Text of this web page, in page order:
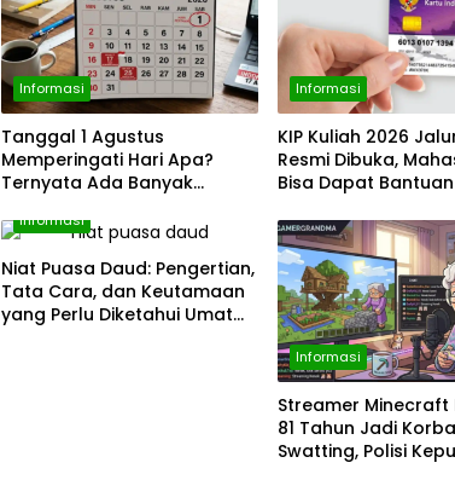
Informasi
Tanggal 1 Agustus
Memperingati Hari Apa?
Ternyata Ada Banyak
ASI Sedunia hingga Hari
Informasi
KIP Kuliah 2026
Resmi Dibuka,
Bisa Dapat
Informasi
Niat Puasa Daud: Pengertian,
Tata Cara, dan Keutamaan
yang Perlu Diketahui Umat
Informasi
Streamer Minecraft
81 Tahun Jadi
Swatting, Polisi